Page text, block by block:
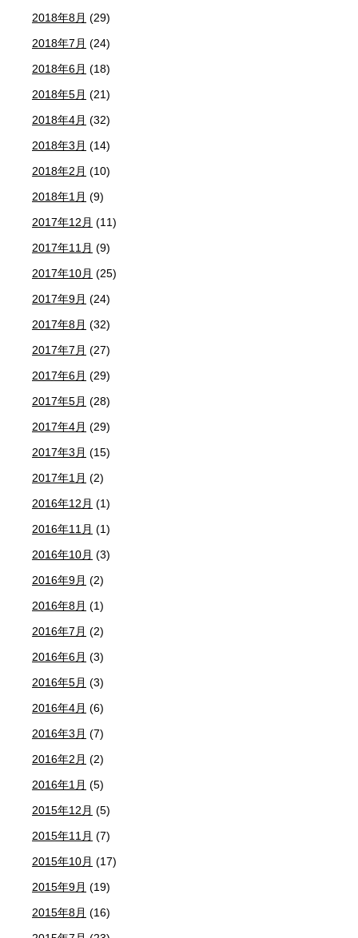
2018年8月 (29)
2018年7月 (24)
2018年6月 (18)
2018年5月 (21)
2018年4月 (32)
2018年3月 (14)
2018年2月 (10)
2018年1月 (9)
2017年12月 (11)
2017年11月 (9)
2017年10月 (25)
2017年9月 (24)
2017年8月 (32)
2017年7月 (27)
2017年6月 (29)
2017年5月 (28)
2017年4月 (29)
2017年3月 (15)
2017年1月 (2)
2016年12月 (1)
2016年11月 (1)
2016年10月 (3)
2016年9月 (2)
2016年8月 (1)
2016年7月 (2)
2016年6月 (3)
2016年5月 (3)
2016年4月 (6)
2016年3月 (7)
2016年2月 (2)
2016年1月 (5)
2015年12月 (5)
2015年11月 (7)
2015年10月 (17)
2015年9月 (19)
2015年8月 (16)